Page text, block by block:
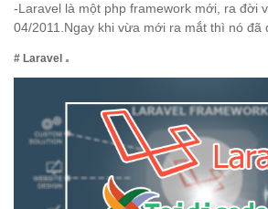
-Laravel là một php framework mới, ra đời
04/2011.Ngay khi vừa mới ra mắt thì nó đã
# Laravel